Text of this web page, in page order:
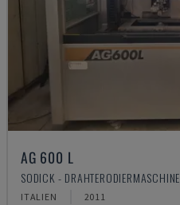
AG 600 L
SODICK - DRAHTERODIERMASCHINE
ITALIEN 2011